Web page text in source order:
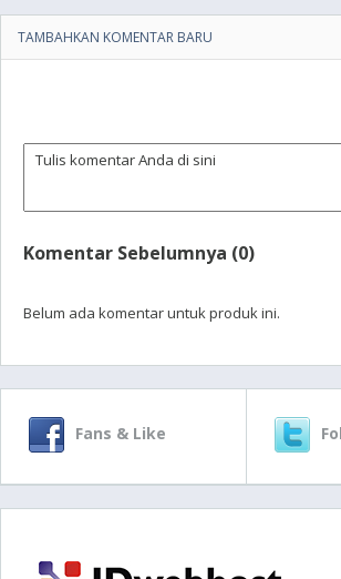
TAMBAHKAN KOMENTAR BARU
Komentar Sebelumnya (0)
Belum ada komentar untuk produk ini.
Fans & Like